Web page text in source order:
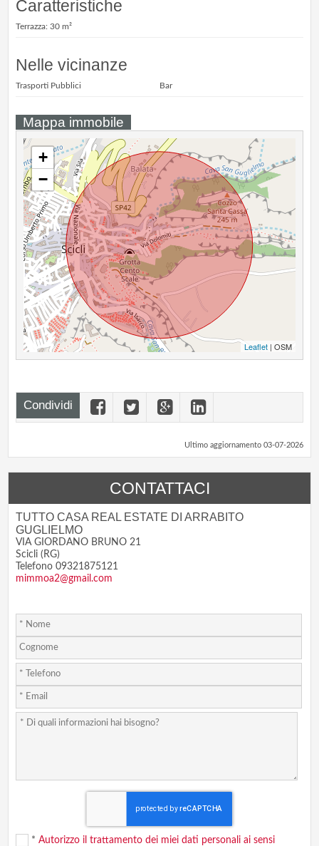
Caratteristiche
Terrazza: 30 m²
Nelle vicinanze
Trasporti Pubblici Bar
Mappa immobile
+
−
Leaflet| OSM
Condividi
Ultimo aggiornamento 03-07-2026
CONTATTACI
TUTTO CASA REAL ESTATE DI ARRABITO
GUGLIELMO
VIA GIORDANO BRUNO 21
Scicli (RG)
Telefono 09321875121
mimmoa2@gmail.com
*Autorizzo il trattamento dei miei dati personali ai sensi